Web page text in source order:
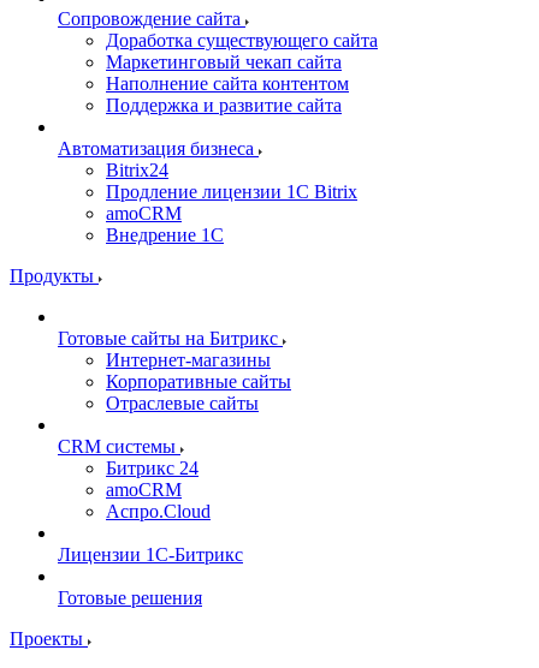
Сопровождение сайта
Доработка существующего сайта
Маркетинговый чекап сайта
Наполнение сайта контентом
Поддержка и развитие сайта
Автоматизация бизнеса
Bitrix24
Продление лицензии 1C Bitrix
amoCRM
Внедрение 1C
Продукты
Готовые сайты на Битрикс
Интернет-магазины
Корпоративные сайты
Отраслевые сайты
CRM системы
Битрикс 24
amoCRM
Аспро.Cloud
Лицензии 1С-Битрикс
Готовые решения
Проекты